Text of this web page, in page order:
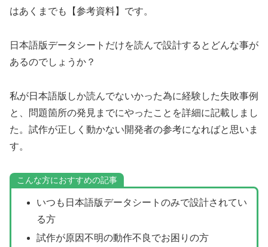
はあくまでも【参考資料】です。
日本語版データシートだけを読んで設計するとどんな事が
あるのでしょうか？
私が日本語版しか読んでないかった為に経験した失敗事例
と、問題箇所の発見までにやったことを詳細に記載しまし
た。試作が正しく動かない開発者の参考になればと思いま
す。
こんな方におすすめの記事
いつも日本語版データシートのみで設計されてい
る方
試作が原因不明の動作不良でお困りの方